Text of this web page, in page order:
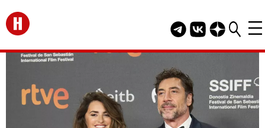
Перейти на главную
Telegram канал
Группа HELLO
Канал